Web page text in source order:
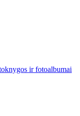
ir fotoalbumai